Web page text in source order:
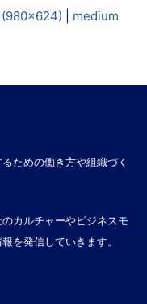
medium
ための働き方や組織づく
カルチャーやビジネスモ
を発信していきます。